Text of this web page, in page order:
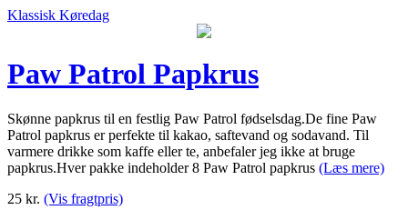
Klassisk Køredag
Paw Patrol Papkrus
Skønne papkrus til en festlig Paw Patrol fødselsdag.De fine Paw
Patrol papkrus er perfekte til kakao, saftevand og sodavand. Til
varmere drikke som kaffe eller te, anbefaler jeg ikke at bruge
papkrus.Hver pakke indeholder 8 Paw Patrol papkrus (Læs mere)
25 kr. (Vis fragtpris)